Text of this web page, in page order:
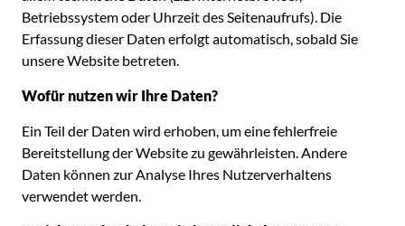
Betriebssystem oder Uhrzeit des Seitenaufrufs). Die
Erfassung dieser Daten erfolgt automatisch, sobald Sie
unsere Website betreten.
Wofür nutzen wir Ihre Daten?
Ein Teil der Daten wird erhoben, um eine fehlerfreie
Bereitstellung der Website zu gewährleisten. Andere
Daten können zur Analyse Ihres Nutzerverhaltens
verwendet werden.